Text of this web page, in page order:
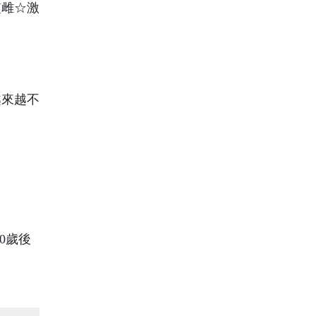
雌☆激
越不
歲後